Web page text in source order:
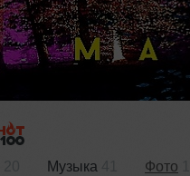
Музыка Фото